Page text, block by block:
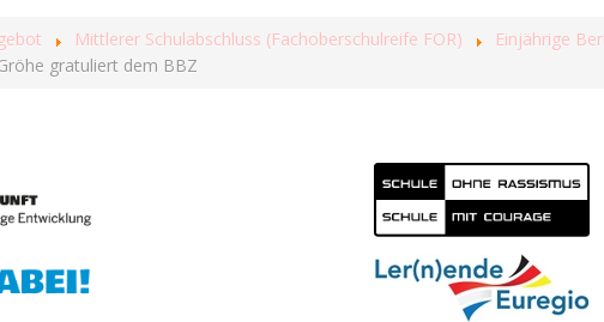
Mittlerer Schulabschluss (Fachoberschulreife FOR) Einjährige
gratuliert dem BBZ